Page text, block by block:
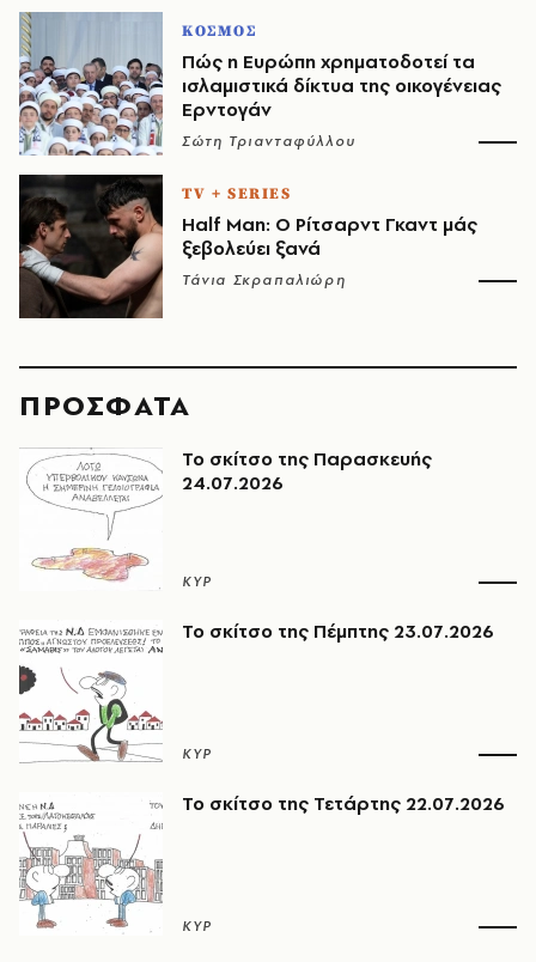
ΚΟΣΜΟΣ
Πώς η Ευρώπη χρηματοδοτεί τα
ισλαμιστικά δίκτυα της οικογένειας
Ερντογάν
Σώτη Τριανταφύλλου
TV + SERIES
Half Man: Ο Ρίτσαρντ Γκαντ μάς
ξεβολεύει ξανά
Τάνια Σκραπαλιώρη
ΠΡΟΣΦΑΤΑ
Το σκίτσο της Παρασκευής
24.07.2026
ΚΥΡ
Το σκίτσο της Πέμπτης 23.07.2026
ΚΥΡ
Το σκίτσο της Τετάρτης 22.07.2026
ΚΥΡ